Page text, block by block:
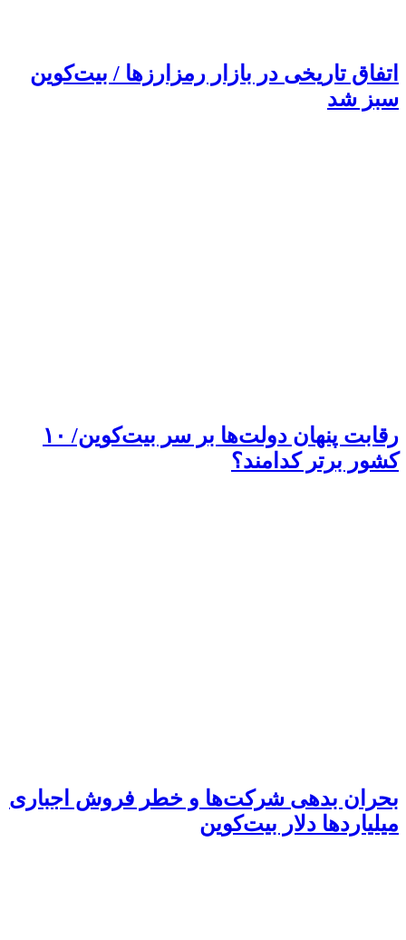
اتفاق تاریخی در بازار رمزارزها / بیت‌کوین
سبز شد
رقابت پنهان دولت‌ها بر سر بیت‌کوین/ ۱۰
کشور برتر کدامند؟
بحران بدهی شرکت‌ها و خطر فروش اجباری
میلیاردها دلار بیت‌کوین